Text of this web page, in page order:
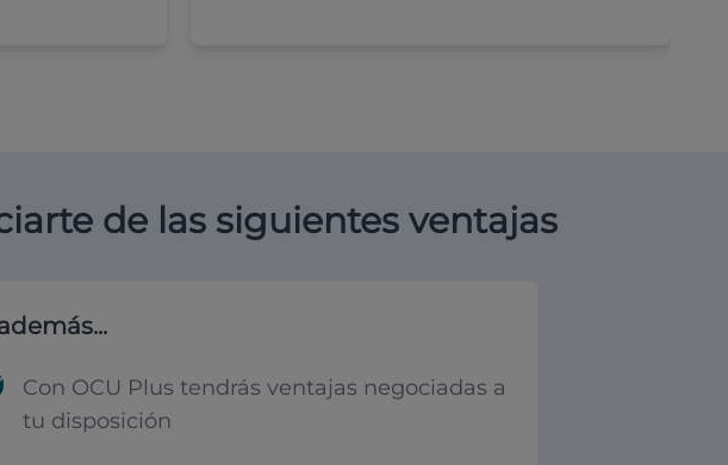
de las siguientes ventajas
Con OCU Plus tendrás ventajas negociadas a
tu disposición